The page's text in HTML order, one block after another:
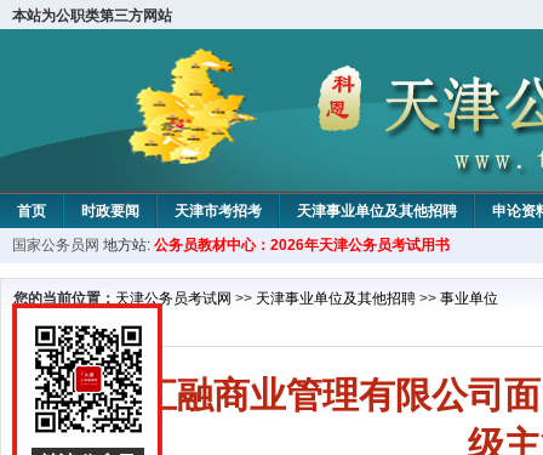
本站为公职类第三方网站
首页 时政要闻 天津市考招考 天津事业单位及其他招聘 申论资
教材中心
国家公务员网 地方站: 公务员教材中心：2026年天津公务员考试用书
您的当前位置： 天津公务员考试网 >> 天津事业单位及其他招聘 >> 事业单位
天津汇融商业管理有限公司
级